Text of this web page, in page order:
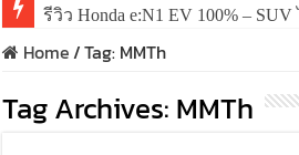
รีวิว Honda e:N1 EV 100% –
รีวิว ลองขับ All New GWM
Home/Tag: MMTh
Tag Archives: MMTh